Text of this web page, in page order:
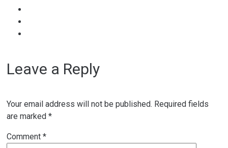
Leave a Reply
Your email address will not be published. Required fields
are marked *
Comment *